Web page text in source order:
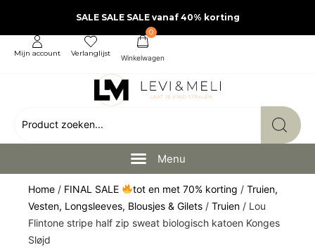
SALE SALE SALE vanaf 40% korting
Mijn account Verlanglijst
0
Home / FINAL SALE tot en met 70% korting / Truien,
Vesten, Longsleeves, Blousjes & Gilets / Truien / Lou
Flintone stripe half zip sweat biologisch katoen Konges
Sløjd